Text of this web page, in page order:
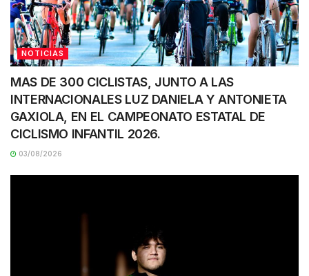
NOTICIAS
MAS DE 300 CICLISTAS, JUNTO A LAS
INTERNACIONALES LUZ DANIELA Y ANTONIETA
GAXIOLA, EN EL CAMPEONATO ESTATAL DE
CICLISMO INFANTIL 2026.
03/08/2026